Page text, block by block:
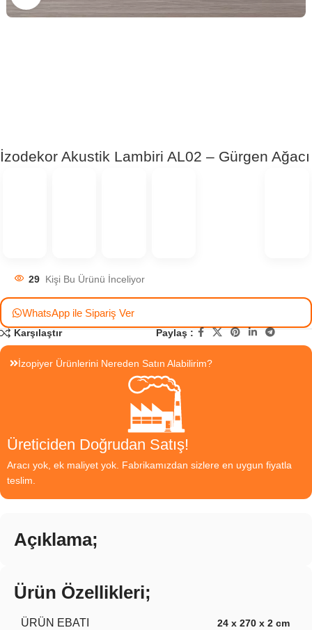
İzodekor Akustik Lambiri AL02 – Gürgen Ağacı
29 Kişi Bu Ürünü İnceliyor
WhatsApp ile Sipariş Ver
Karşılaştır Paylaş :
İzopiyer Ürünlerini Nereden Satın Alabilirim?
Üreticiden Doğrudan Satış!
Aracı yok, ek maliyet yok. Fabrikamızdan sizlere en uygun fiyatla
teslim.
Açıklama;
Ürün Özellikleri;
ÜRÜN EBATI 24 x 270 x 2 cm